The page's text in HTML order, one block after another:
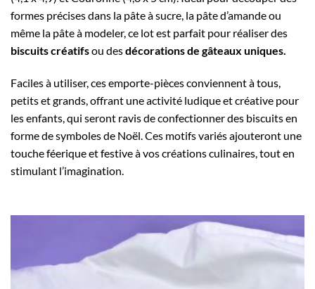
formes précises dans la pâte à sucre, la pâte d’amande ou
même la pâte à modeler, ce lot est parfait pour réaliser des
biscuits créatifsou desdécorations de gâteaux uniques.
Faciles à utiliser, ces emporte-pièces conviennent à tous,
petits et grands, offrant une activité ludique et créative pour
les enfants, qui seront ravis de confectionner des biscuits en
forme de symboles de Noël. Ces motifs variés ajouteront une
touche féerique et festive à vos créations culinaires, tout en
stimulant l’imagination.